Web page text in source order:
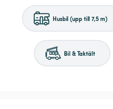
Husbil (upp till 7,5 m)
Bil & Taktält